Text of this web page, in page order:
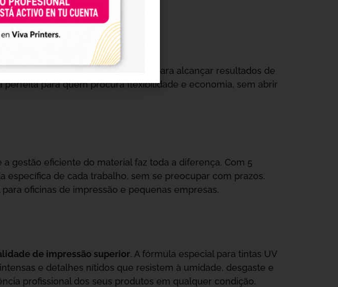
Metros
ferramentas certas é essencial para alcançar resultados de
perfeita para quem procura flexibilidade e economia, sem abrir
gestão eficiente do material faz toda a diferença. Com 5
de cada trabalho, sem se preocupar com prazos.
oficinas de impressão e pequenas empresas.
de impressão superior. A fórmula especial para tintas UV
e detalhes nítidos que resistem à umidade, desgaste e
profissional dos seus produtos em qualquer condição.